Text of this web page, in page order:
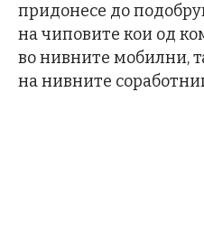
придонесе до
на чиповите кои од
во нивните мобилни,
на нивните